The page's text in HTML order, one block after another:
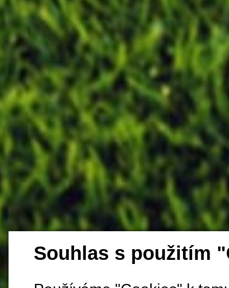
Souhlas s použitím